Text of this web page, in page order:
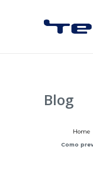
Blog
Home
Como